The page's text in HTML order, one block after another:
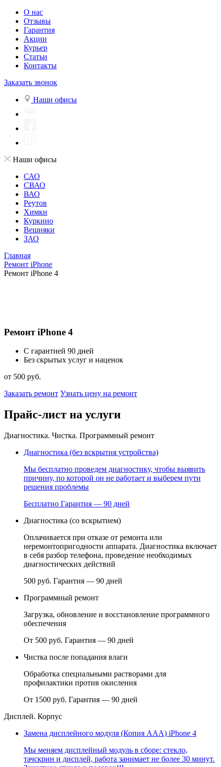
О нас
Отзывы
Гарантия
Акции
Курьер
Статьи
Контакты
Заказать звонок
Наши офисы
Наши офисы
САО
СВАО
ВАО
Реутов
Химки
Куркино
Вешняки
ЗАО
Главная
Ремонт iPhone
Ремонт iPhone 4
Ремонт iPhone 4
С гарантией 90 дней
Без скрытых услуг и наценок
от 500 руб.
Заказать ремонт Узнать цену на ремонт
Прайс-лист на услуги
Диагностика. Чистка. Программный ремонт
Диагностика (без вскрытия устройства)
Мы бесплатно проведем диагностику, чтобы выявить
причину, по которой он не работает и выберем пути
решения проблемы
Бесплатно Гарантия — 90 дней
Диагностика (со вскрытием)
Оплачивается при отказе от ремонта или
неремонтопригодности аппарата. Диагностика включает
в себя разбор телефона, проведение необходимых
диагностических действий
500 руб. Гарантия — 90 дней
Программный ремонт
Загрузка, обновление и восстановление программного
обеспечения
От 500 руб. Гарантия — 90 дней
Чистка после попадания влаги
Обработка специальными растворами для
профилактики против окисления
От 1500 руб. Гарантия — 90 дней
Дисплей. Корпус
Замена дисплейного модуля (Копия ААА) iPhone 4
Мы меняем дисплейный модуль в сборе: стекло,
тачскрин и дисплей, работа занимает не более 30 минут.